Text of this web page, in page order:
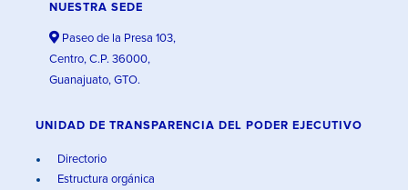
NUESTRA SEDE
Paseo de la Presa 103,
Centro, C.P. 36000,
Guanajuato, GTO.
UNIDAD DE TRANSPARENCIA DEL PODER EJECUTIVO
Directorio
Estructura orgánica